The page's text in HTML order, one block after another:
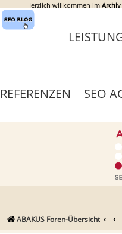
Herzlich willkommen im Archiv
REFERENZEN SEO
ABAKUS Foren-Übersicht